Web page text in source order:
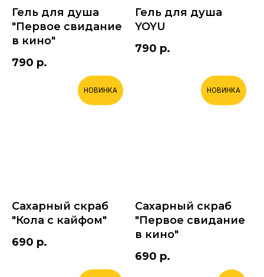
Гель для душа
"Первое свидание
в кино"
790 р.
Гель для душа
YOYU
790 р.
НОВИНКА
Сахарный скраб
"Кола с кайфом"
690 р.
НОВИНКА
Сахарный скраб
"Первое свидание
в кино"
690 р.